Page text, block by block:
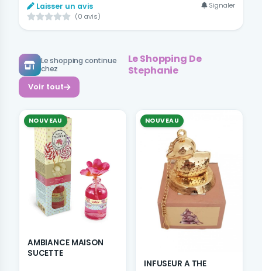
Laisser un avis
(0 avis)
Signaler
Le shopping continue
chez
Le Shopping De
Stephanie
Voir tout
NOUVEAU
AMBIANCE MAISON
SUCETTE
NOUVEAU
INFUSEUR A THE